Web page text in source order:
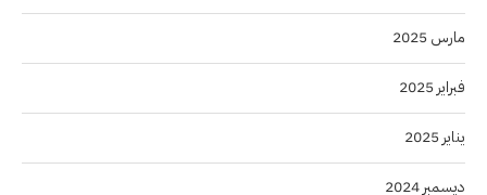
مارس 2025
فبراير 2025
يناير 2025
ديسمبر 2024